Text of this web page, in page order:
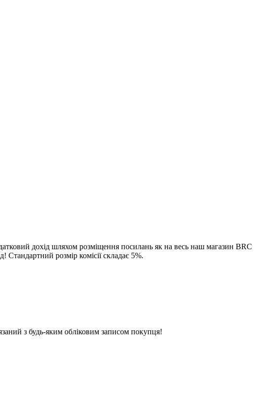
дохід шляхом розміщення посилань як на весь наш магазин BRC
розмір комісії складає 5%.
з будь-яким обліковим записом покупця!